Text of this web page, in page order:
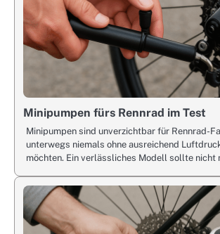
Minipumpen fürs Rennrad im Test
Minipumpen sind unverzichtbar für Rennrad-
unterwegs niemals ohne ausreichend
möchten. Ein verlässliches Modell sollte nicht